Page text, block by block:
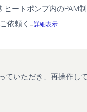
ートポンプ内のPAM
依頼く...詳細表示
ていただき、再操作し